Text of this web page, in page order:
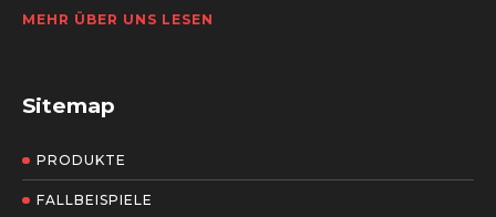
MEHR ÜBER UNS LESEN
Sitemap
PRODUKTE
FALLBEISPIELE